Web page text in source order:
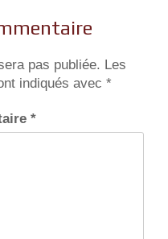
pas publiée. Les
indiqués avec *
*